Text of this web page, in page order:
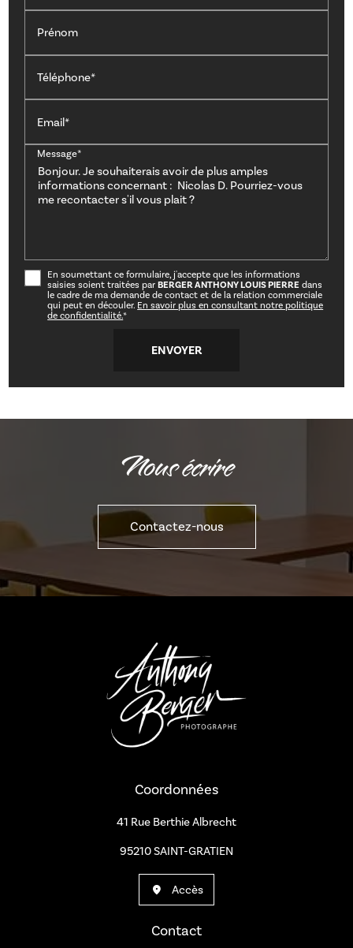
Prénom
Téléphone*
Email*
Message*
En soumettant ce formulaire, j'accepte que les informations
saisies soient traitées parBERGER ANTHONY LOUIS PIERRE dans
le cadre de ma demande de contact et de la relation commerciale
qui peut en découler. En savoir plus en consultant notre politique
de confidentialité.*
Nous écrire
Contactez-nous
Coordonnées
41 Rue Berthie Albrecht
95210 SAINT-GRATIEN
Accès
Contact